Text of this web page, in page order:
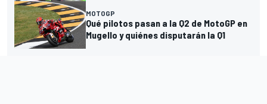
MOTOGP
Qué pilotos pasan a la Q2 de MotoGP en
Mugello y quiénes disputarán la Q1